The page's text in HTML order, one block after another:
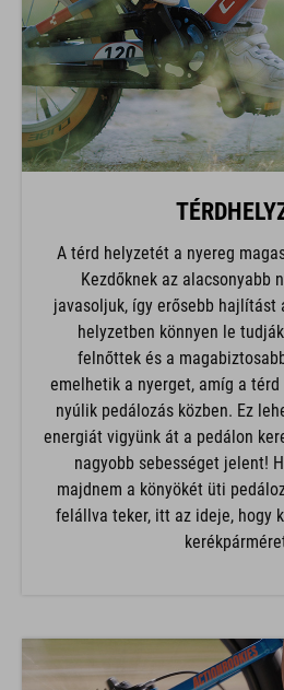
A térd helyzetét a nyereg
Kezdőknek az alacsonyabb
javasoljuk, így erősebb hajlítást
helyzetben könnyen le
felnőttek és a
emelhetik a nyerget, amíg a
nyúlik pedálozás közben. Ez
energiát vigyünk át a pedálon
nagyobb sebességet jelent!
majdnem a könyökét üti
felállva teker, itt az ideje, hogy